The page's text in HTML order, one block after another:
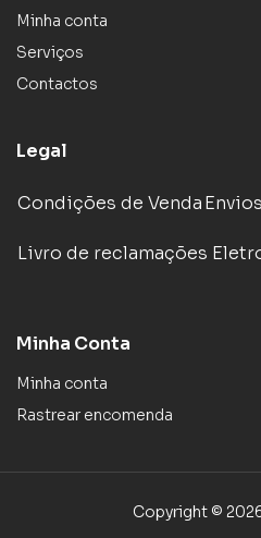
Minha conta
Serviços
Contactos
Legal
Condições de Venda
Livro de reclamações
Minha Conta
Minha conta
Rastrear encomenda
Copyright ©